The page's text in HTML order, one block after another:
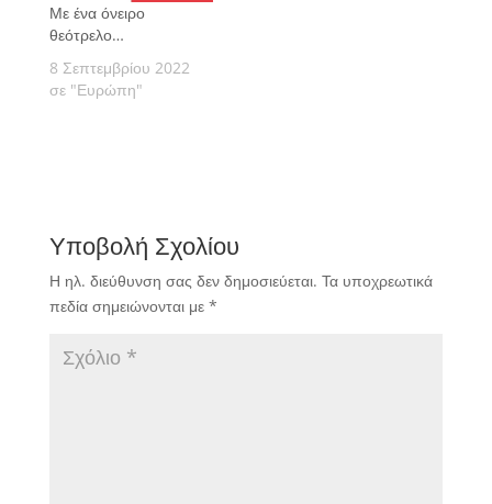
Με ένα όνειρο
θεότρελο…
8 Σεπτεμβρίου 2022
σε "Ευρώπη"
Υποβολή Σχολίου
Η ηλ. διεύθυνση σας δεν δημοσιεύεται. Τα υποχρεωτικά
πεδία σημειώνονται με *